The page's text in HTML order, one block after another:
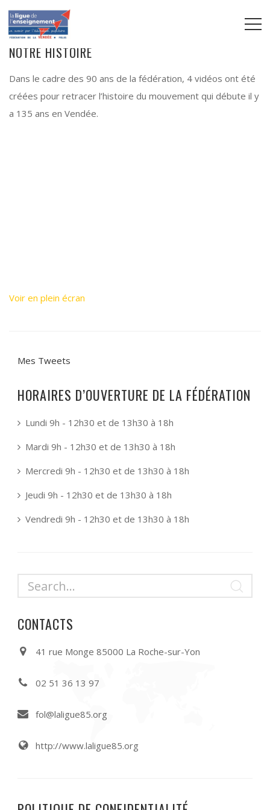
NOTRE HISTOIRE
Dans le cadre des 90 ans de la fédération, 4 vidéos ont été
créées pour retracer l’histoire du mouvement qui débute il y
a 135 ans en Vendée.
Voir en plein écran
Mes Tweets
HORAIRES D’OUVERTURE DE LA FÉDÉRATION
Lundi 9h - 12h30 et de 13h30 à 18h
Mardi 9h - 12h30 et de 13h30 à 18h
Mercredi 9h - 12h30 et de 13h30 à 18h
Jeudi 9h - 12h30 et de 13h30 à 18h
Vendredi 9h - 12h30 et de 13h30 à 18h
CONTACTS
41 rue Monge 85000 La Roche-sur-Yon
02 51 36 13 97
fol@laligue85.org
http://www.laligue85.org